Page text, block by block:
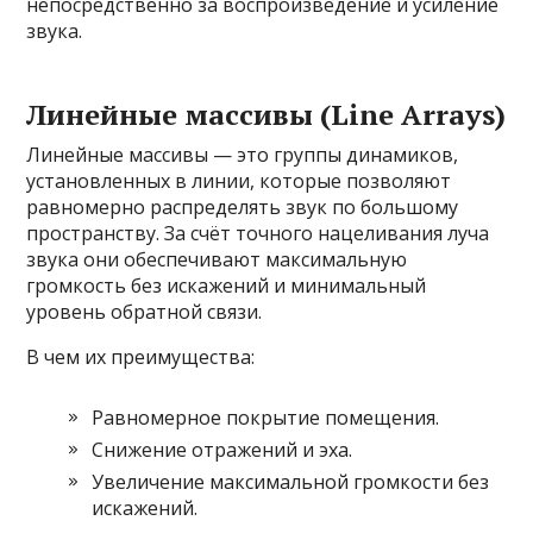
звука.
Линейные массивы (Line Arrays)
Линейные массивы — это группы динамиков,
установленных в линии, которые позволяют
равномерно распределять звук по большому
пространству. За счёт точного нацеливания луча
звука они обеспечивают максимальную
громкость без искажений и минимальный
уровень обратной связи.
В чем их преимущества:
Равномерное покрытие помещения.
Снижение отражений и эха.
Увеличение максимальной громкости без
искажений.